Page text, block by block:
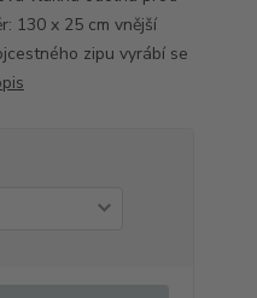
130 x 25 cm vnější
zipu vyrábí se